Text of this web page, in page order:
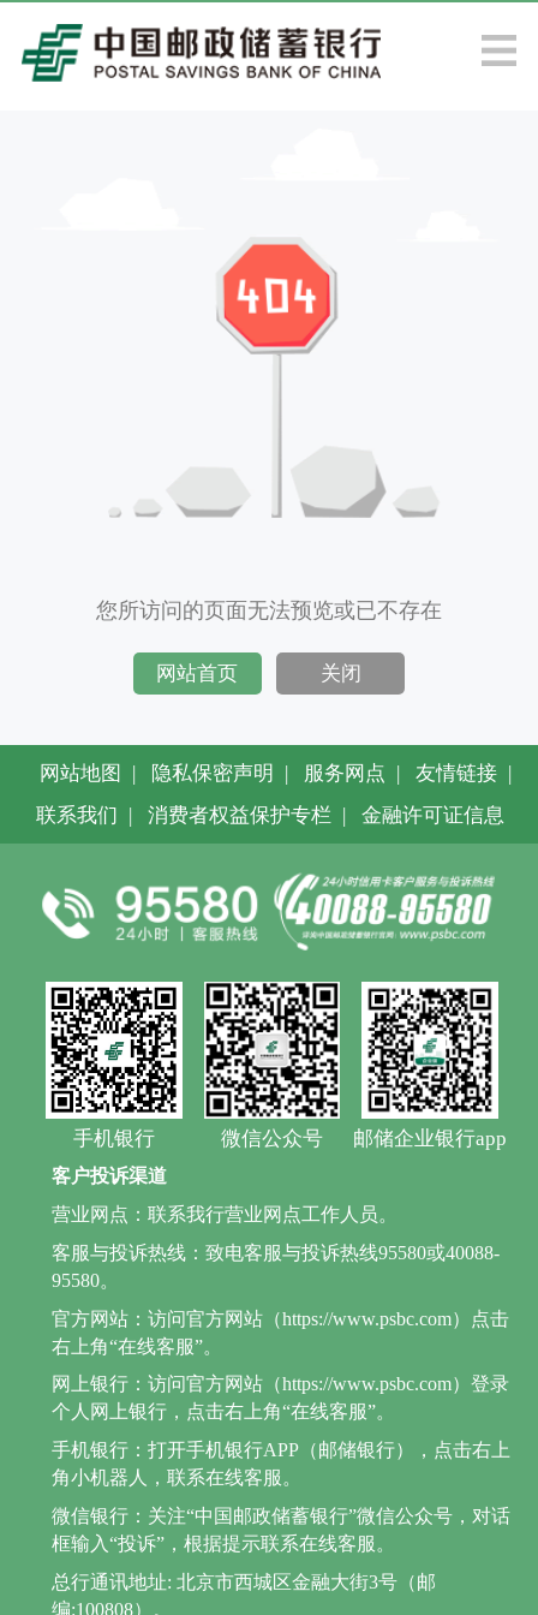
您所访问的页面无法预览或已不存在
网站首页 关闭
网站地图 隐私保密声明 服务网点 友情链接
联系我们
消费者权益保护专栏 金融许可证信息
手机银行 微信公众号 邮储企业银行app
客户投诉渠道
营业网点：联系我行营业网点工作人员。
客服与投诉热线：致电客服与投诉热线95580或40088-
95580。
官方网站：访问官方网站（https://www.psbc.com）点击
右上角“在线客服”。
网上银行：访问官方网站（https://www.psbc.com）登录
个人网上银行，点击右上角“在线客服”。
手机银行：打开手机银行APP（邮储银行），点击右上
角小机器人，联系在线客服。
微信银行：关注“中国邮政储蓄银行”微信公众号，对话
框输入“投诉”，根据提示联系在线客服。
总行通讯地址: 北京市西城区金融大街3号（邮
编:100808）。